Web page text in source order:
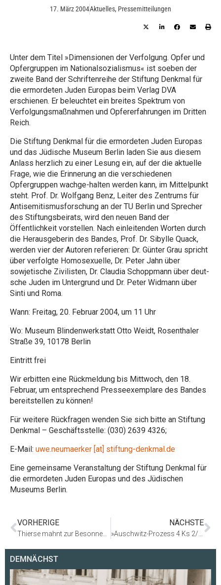
17. März 2004Aktuelles, Pressemitteilungen
Unter dem Titel »Dimensionen der Verfolgung. Opfer und
Opfergruppen im Nationalsozialismus« ist soeben der
zweite Band der Schriftenreihe der Stiftung Denkmal für
die ermordeten Juden Europas beim Verlag DVA
erschienen. Er beleuchtet ein breites Spektrum von
Verfolgungsmaßnahmen und Opfererfahrungen im Dritten
Reich.
Die Stiftung Denkmal für die ermordeten Juden Europas
und das Jüdische Museum Berlin laden Sie aus diesem
Anlass herzlich zu einer Lesung ein, auf der die aktuelle
Frage, wie die Erinnerung an die verschiedenen
Opfergruppen wachge-halten werden kann, im Mittelpunkt
steht. Prof. Dr. Wolfgang Benz, Leiter des Zentrums für
Antisemitismusforschung an der TU Berlin und Sprecher
des Stiftungsbeirats, wird den neuen Band der
Öffentlichkeit vorstellen. Nach einleitenden Worten durch
die Herausgeberin des Bandes, Prof. Dr. Sibylle Quack,
werden vier der Autoren referieren: Dr. Günter Grau spricht
über verfolgte Homosexuelle, Dr. Peter Jahn über
sowjetische Zivilisten, Dr. Claudia Schoppmann über deut-
sche Juden im Untergrund und Dr. Peter Widmann über
Sinti und Roma.
Wann: Freitag, 20. Februar 2004, um 11 Uhr
Wo: Museum Blindenwerkstatt Otto Weidt, Rosenthaler
Straße 39, 10178 Berlin
Eintritt frei
Wir erbitten eine Rückmeldung bis Mittwoch, den 18.
Februar, um entsprechend Presseexemplare des Bandes
bereitstellen zu können!
Für weitere Rückfragen wenden Sie sich bitte an Stiftung
Denkmal – Geschäftsstelle: (030) 2639 4326;
E-Mail: uwe.neumaerker [at] stiftung-denkmal.de
Eine gemeinsame Veranstaltung der Stiftung Denkmal für
die ermordeten Juden Europas und des Jüdischen
Museums Berlin.
VORHERIGE NÄCHSTE
DEMNÄCHST